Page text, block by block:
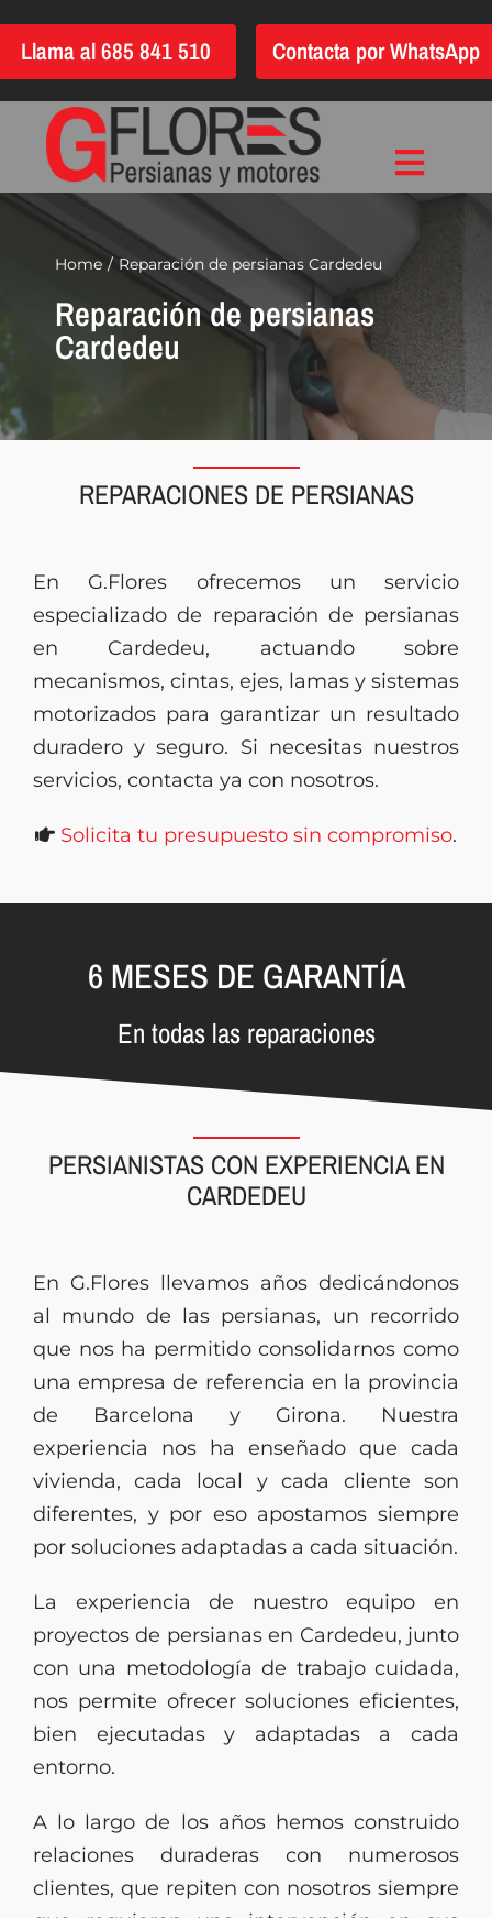
contenido
Llama al 685 841 510 Contacta por WhatsApp
Toggle
Inicio
Instalación
Reparación
Motorización
Persianas
Quiénes somos
Home Reparación de persianas Cardedeu
Reparación de persianas
Cardedeu
REPARACIONES DE PERSIANAS
En G.Flores ofrecemos un servicio
especializado de reparación de persianas
en Cardedeu, actuando sobre
mecanismos, cintas, ejes, lamas y sistemas
motorizados para garantizar un resultado
duradero y seguro. Si necesitas nuestros
servicios, contacta ya con nosotros.
Solicita tu presupuesto sin compromiso.
6 MESES DE GARANTÍA
En todas las reparaciones
PERSIANISTAS CON EXPERIENCIA EN
CARDEDEU
En G.Flores llevamos años dedicándonos
al mundo de las persianas, un recorrido
que nos ha permitido consolidarnos como
una empresa de referencia en la provincia
de Barcelona y Girona. Nuestra
experiencia nos ha enseñado que cada
vivienda, cada local y cada cliente son
diferentes, y por eso apostamos siempre
por soluciones adaptadas a cada situación.
La experiencia de nuestro equipo en
proyectos de persianas en Cardedeu, junto
con una metodología de trabajo cuidada,
nos permite ofrecer soluciones eficientes,
bien ejecutadas y adaptadas a cada
entorno.
A lo largo de los años hemos construido
relaciones duraderas con numerosos
clientes, que repiten con nosotros siempre